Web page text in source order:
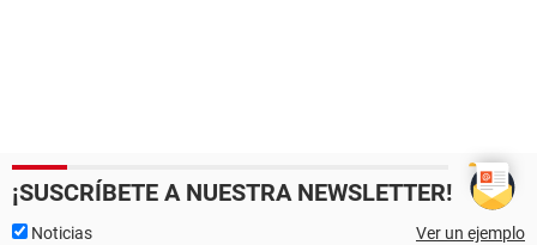
¡SUSCRÍBETE A NUESTRA NEWSLETTER!
Noticias Ver un ejemplo